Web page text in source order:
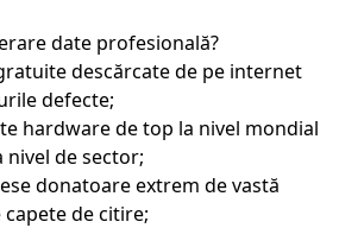
date profesională?
descărcate de pe internet
defecte;
hardware de top la nivel mondial
de sector;
donatoare extrem de vastă
de citire;